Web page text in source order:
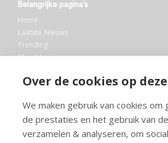
Over de cookies op
We maken gebruik van cookies om
de prestaties en het gebruik van
verzamelen & analyseren, om
Belangrijke pagina’s
Home
Laatste Nieuws
Trending
Blog Maurice
Bibliotheek
Info en service
FAQ
Doneren